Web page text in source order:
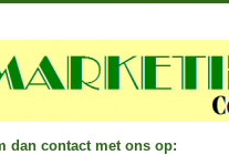
dan contact met ons op: